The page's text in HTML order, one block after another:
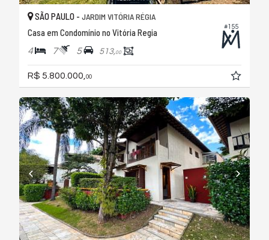
#155
SÃO PAULO - JARDIM VITÓRIA RÉGIA
Casa em Condomínio no Vitória Regia
4 7 5 513,00
R$ 5.800.000, 00